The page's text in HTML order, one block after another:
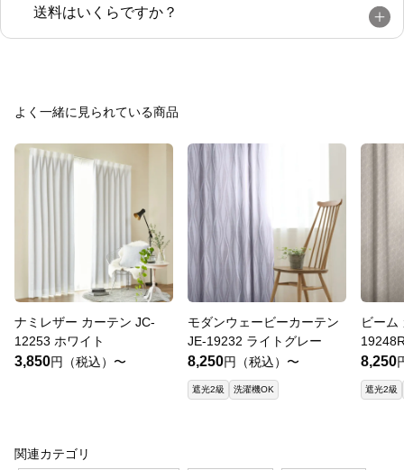
送料はいくらですか？
よく一緒に見られている商品
ナミレザー カーテン JC-
12253 ホワイト
3,850円（税込）〜
モダンウェービーカーテン
JE-19232 ライトグレー
8,250円（税込）〜
遮光2級 洗濯機OK
ビーム
8,250
遮光2級
関連カテゴリ